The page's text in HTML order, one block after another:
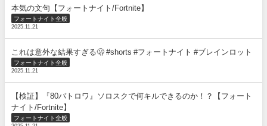
本気の文句【フォートナイト/Fortnite】
フォートナイト全般
2025.11.21
これは意外な結果すぎる🫢 #shorts #フォートナイト #ブレインロット
フォートナイト全般
2025.11.21
【検証】『80バトロワ』ソロスクで何キルできるのか！？【フォート
ナイト/Fortnite】
フォートナイト全般